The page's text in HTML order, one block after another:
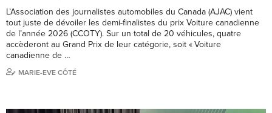
L’Association des journalistes automobiles du Canada (AJAC) vient
tout juste de dévoiler les demi-finalistes du prix Voiture canadienne
de l’année 2026 (CCOTY). Sur un total de 20 véhicules, quatre
accèderont au Grand Prix de leur catégorie, soit « Voiture
canadienne de …
MARIE-EVE CÔTÉ